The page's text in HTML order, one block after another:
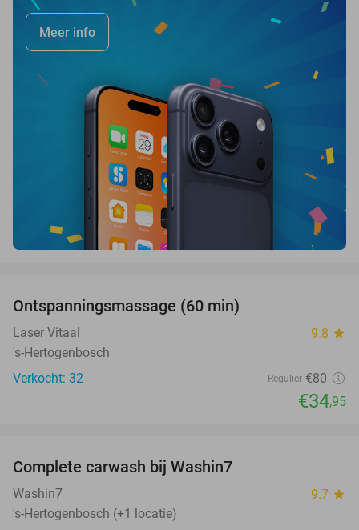
Meer info
Ontspanningsmassage (60 min)
Laser Vitaal 9.8 star
's-Hertogenbosch
Verkocht: 32
Regulier €80
€34,95
Complete carwash bij Washin7
Washin7 9.7 star
's-Hertogenbosch (+1 locatie)